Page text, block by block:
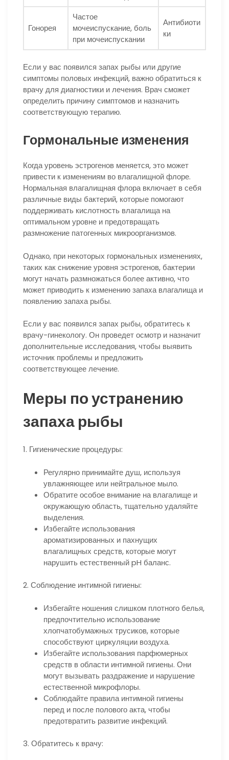
Гонорея
Частое
мочеиспускание, боль
при мочеиспускании
Антибиоти
ки
Если у вас появился запах рыбы или другие
симптомы половых инфекций, важно обратиться к
врачу для диагностики и лечения. Врач сможет
определить причину симптомов и назначить
соответствующую терапию.
Гормональные изменения
Когда уровень эстрогенов меняется, это может
привести к изменениям во влагалищной флоре.
Нормальная влагалищная флора включает в себя
различные виды бактерий, которые помогают
поддерживать кислотность влагалища на
оптимальном уровне и предотвращать
размножение патогенных микроорганизмов.
Однако, при некоторых гормональных изменениях,
таких как снижение уровня эстрогенов, бактерии
могут начать размножаться более активно, что
может приводить к изменению запаха влагалища и
появлению запаха рыбы.
Если у вас появился запах рыбы, обратитесь к
врачу-гинекологу. Он проведет осмотр и назначит
дополнительные исследования, чтобы выявить
источник проблемы и предложить
соответствующее лечение.
Меры по устранению
запаха рыбы
1. Гигиенические процедуры:
Регулярно принимайте душ, используя
увлажняющее или нейтральное мыло.
Обратите особое внимание на влагалище и
окружающую область, тщательно удаляйте
выделения.
Избегайте использования
ароматизированных и пахнущих
влагалищных средств, которые могут
нарушить естественный pH баланс.
2. Соблюдение интимной гигиены:
Избегайте ношения слишком плотного белья,
предпочтительно использование
хлопчатобумажных трусиков, которые
способствуют циркуляции воздуха.
Избегайте использования парфюмерных
средств в области интимной гигиены. Они
могут вызывать раздражение и нарушение
естественной микрофлоры.
Соблюдайте правила интимной гигиены
перед и после полового акта, чтобы
предотвратить развитие инфекций.
3. Обратитесь к врачу: